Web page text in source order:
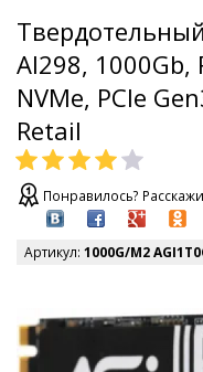
AI298, 1000Gb,
NVMe, PCIe
Retail
Понравилось?
Артикул: 1000G/M2